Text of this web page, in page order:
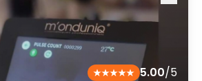
5.00/5